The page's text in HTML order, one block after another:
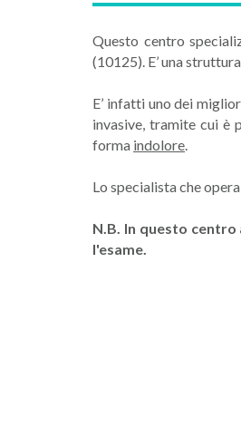
Questo centro
(10125). E’ una
E’ infatti uno dei
invasive, tramite cui è
forma indolore.
Lo specialista che
N.B. In questo
l'esame.